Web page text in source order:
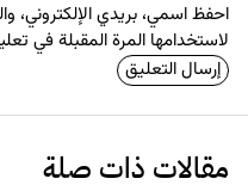
احفظ اسمي، بريدي الإلكتروني،
لاستخدامها المرة المقبلة في
مقالات ذات صلة